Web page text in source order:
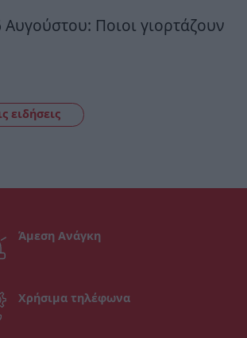
Αυγούστου: Ποιοι γιορτάζουν
ειδήσεις
Άμεση Ανάγκη
Χρήσιμα τηλέφωνα